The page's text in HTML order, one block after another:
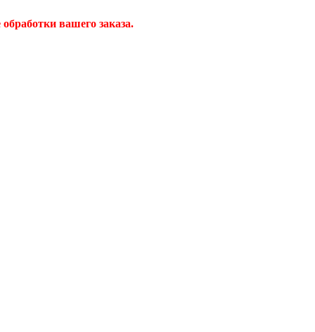
вашего заказа.